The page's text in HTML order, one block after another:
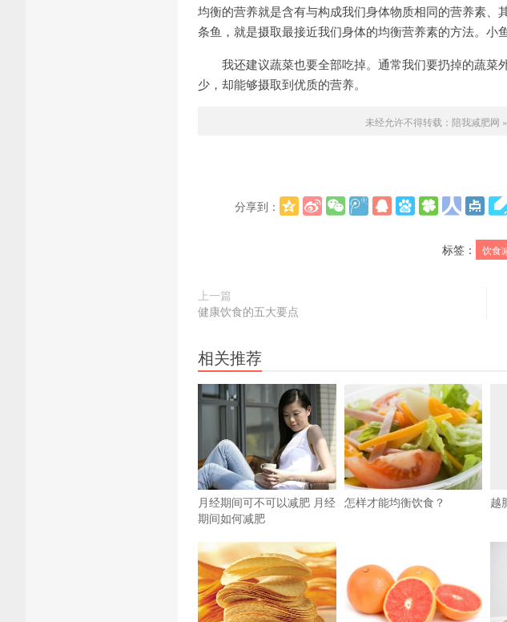
均衡的营养就是含有与构成我们身体物质相同的营养素
条鱼，就是摄取最接近我们身体的均衡营养素的方法。小
我还建议蔬菜也要全部吃掉。通常我们要扔掉的蔬菜
少，却能够摄取到优质的营养。
未经允许不得转载： 陪我减肥网 »
分享到：
标签： 饮食
上一篇
健康饮食的五大要点
相关推荐
月经期间可不可以减肥 月经
期间如何减肥
怎样才能均衡饮食？ 越